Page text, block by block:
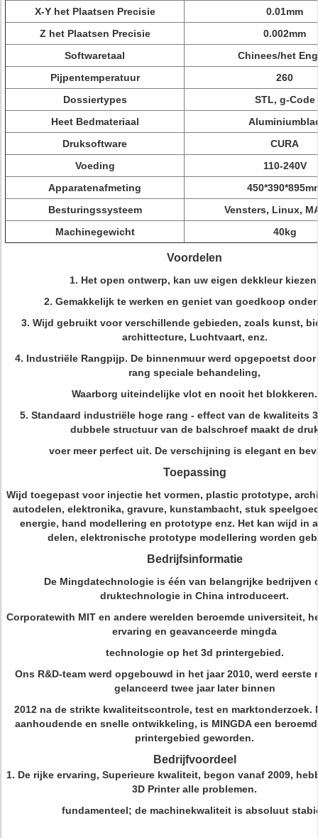
X-Y het Plaatsen Precisie
0.01mm
Z het Plaatsen Precisie
0.002mm
Softwaretaal
Chinees/het
Pijpentemperatuur
260
Dossiertypes
STL, g-Code
Heet Bedmateriaal
Druksoftware
CURA
Voeding
110-240V
Apparatenafmeting
Besturingssysteem
Vensters, Linux,
Machinegewicht
40kg
Voordelen
1. Het open ontwerp, kan uw eigen dekkleur
2. Gemakkelijk te werken en geniet van goedkoop
3. Wijd gebruikt voor verschillende gebieden, zoals kunst,
archittecture, Luchtvaart, enz.
4. Industriële Rangpijp. De binnenmuur werd opgepoetst
rang speciale behandeling,
Waarborg uiteindelijke vlot en nooit het blokkeren.
5. Standaard industriële hoge rang - effect van de kwaliteits
dubbele structuur van de balschroef maakt de
voer meer perfect uit. De verschijning is elegant en
Toepassing
Wijd toegepast voor injectie het vormen, plastic prototype,
autodelen, elektronika, gravure, kunstambacht, stuk
energie, hand modellering en prototype enz. Het kan wijd in
delen, elektronische prototype modellering worden
Bedrijfsinformatie
De Mingdatechnologie is één van belangrijke bedrijven
druktechnologie in China introduceert.
Corporatewith MIT en andere werelden beroemde universiteit,
ervaring en geavanceerde mingda
technologie op het 3d printergebied.
Ons R&D-team werd opgebouwd in het jaar 2010, werd eerste
gelanceerd twee jaar later binnen
2012 na de strikte kwaliteitscontrole, test en marktonderzoek.
aanhoudende en snelle ontwikkeling, is MINGDA een
printergebied geworden.
Bedrijfvoordeel
1. De rijke ervaring, Superieure kwaliteit, begon vanaf 2009,
3D Printer alle problemen.
fundamenteel; de machinekwaliteit is absoluut